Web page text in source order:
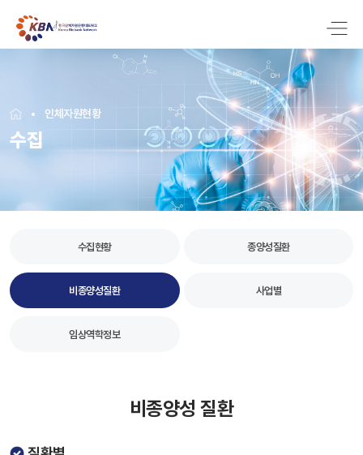
인체자원현황
수집
수집현황 종양성질환
비종양성질환 사업별
임상역학정보
비종양성 질환